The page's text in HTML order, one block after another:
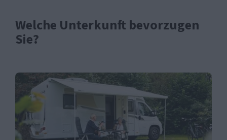
Welche Unterkunft bevorzugen
Sie?